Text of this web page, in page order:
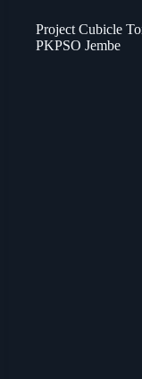
Project Cubicle
PKPSO Jembe